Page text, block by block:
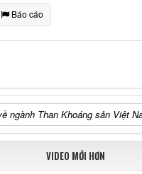
Báo cáo
ngành Than Khoáng sản Việt
VIDEO MỚI HƠN